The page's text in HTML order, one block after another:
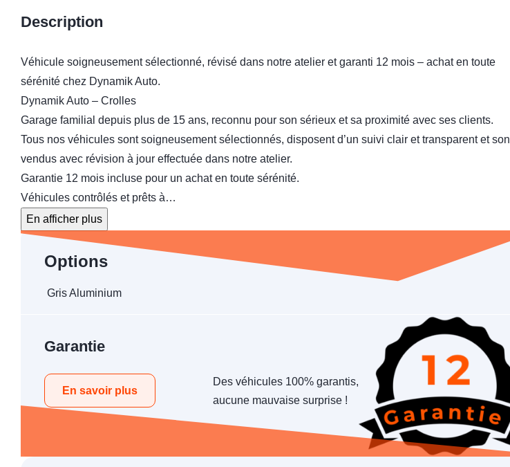
Description
Véhicule soigneusement sélectionné, révisé dans notre atelier et garanti 12 mois – achat en toute
sérénité chez Dynamik Auto.
Dynamik Auto – Crolles
Garage familial depuis plus de 15 ans, reconnu pour son sérieux et sa proximité avec ses clients.
Tous nos véhicules sont soigneusement sélectionnés, disposent d’un suivi clair et transparent et
vendus avec révision à jour effectuée dans notre atelier.
Garantie 12 mois incluse pour un achat en toute sérénité.
Véhicules contrôlés et prêts à…
En afficher plus
Options
Gris Aluminium
Garantie
En savoir plus
Des véhicules 100% garantis,
aucune mauvaise surprise !